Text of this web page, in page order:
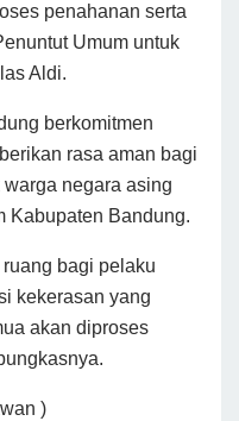
penahanan serta
Umum untuk
Aldi.
berkomitmen
rasa aman bagi
negara asing
Kabupaten Bandung.
bagi pelaku
kekerasan yang
akan diproses
)